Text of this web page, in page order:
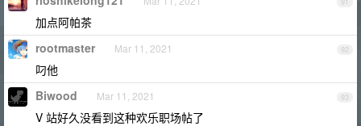
加点阿帕茶
92
rootmaster Mar 11, 2021
叼他
93
Biwood Mar 11, 2021
V 站好久没看到这种欢乐职场帖了